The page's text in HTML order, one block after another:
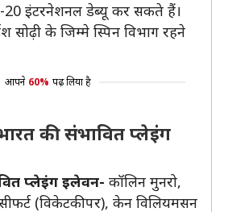
20 इंटरनेशनल डेब्यू कर सकते हैं।
के जिम्मे स्पिन विभाग रहने
आपने 60% पढ़ लिया है
की संभावित प्लेइंग
प्लेइंग इलेवन- कॉलिन मुनरो,
सीफर्ट (विकेटकीपर), केन विलियमसन